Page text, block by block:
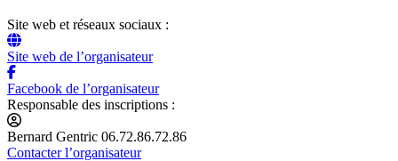
Site web et réseaux sociaux :
Site web de l’organisateur
Facebook de l’organisateur
Responsable des inscriptions :
Bernard Gentric 06.72.86.72.86
Contacter l’organisateur